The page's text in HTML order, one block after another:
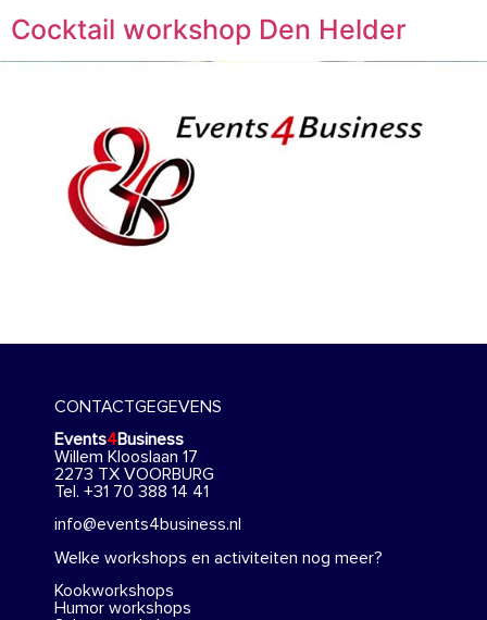
Cocktail workshop Den Helder
CONTACTGEGEVENS
Events4Business
Willem Klooslaan 17
2273 TX VOORBURG
Tel. +31 70 388 14 41
info@events4business.nl
Welke workshops en activiteiten nog meer?
Kookworkshops
Humor workshops